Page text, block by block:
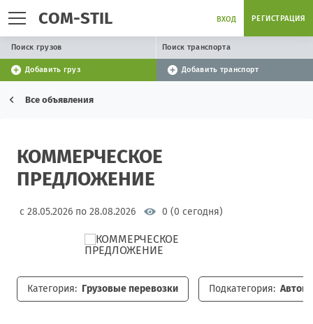
COM-STIL ВХОД РЕГИСТРАЦИЯ
Поиск грузов Поиск транспорта
Добавить груз Добавить транспорт
Все объявления
КОММЕРЧЕСКОЕ
ПРЕДЛОЖЕНИЕ
с 28.05.2026 по 28.08.2026 0 (0 сегодня)
Категория: Грузовые перевозки Подкатегория: